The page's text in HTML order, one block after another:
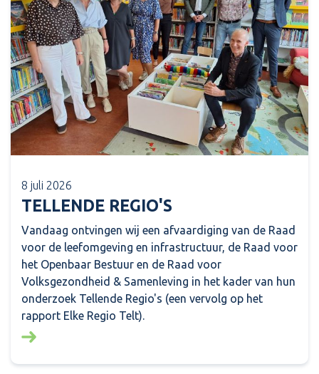
8 juli 2026
TELLENDE REGIO'S
Vandaag ontvingen wij een afvaardiging van de Raad
voor de leefomgeving en infrastructuur, de Raad voor
het Openbaar Bestuur en de Raad voor
Volksgezondheid & Samenleving in het kader van hun
onderzoek Tellende Regio's (een vervolg op het
rapport Elke Regio Telt).
Lees meer over: Tellende regio's